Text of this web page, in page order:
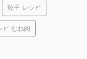
餃子 レシピ
ピ むね肉